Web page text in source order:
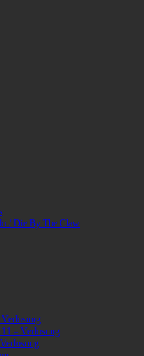
/ Die By The Claw
– Verlosung